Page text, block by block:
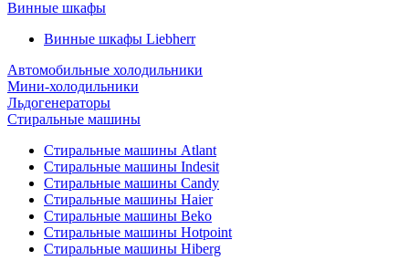
Винные шкафы
Винные шкафы Liebherr
Автомобильные холодильники
Мини-холодильники
Льдогенераторы
Стиральные машины
Стиральные машины Atlant
Стиральные машины Indesit
Стиральные машины Candy
Стиральные машины Haier
Стиральные машины Beko
Стиральные машины Hotpoint
Стиральные машины Hiberg